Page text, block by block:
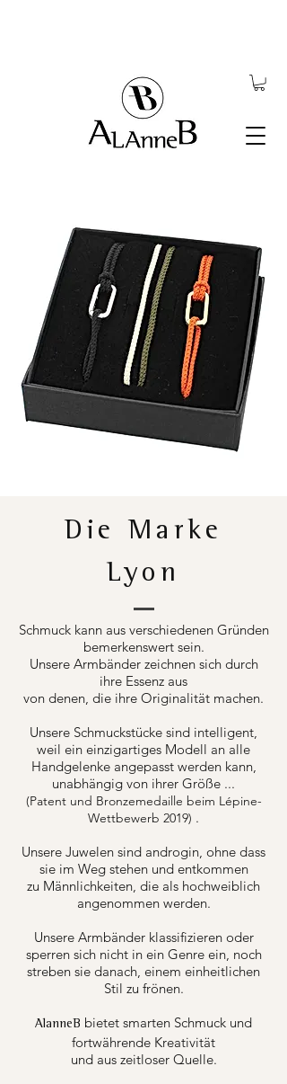
Die Marke
Lyon
Schmuck kann aus verschiedenen Gründen
bemerkenswert sein.
Unsere Armbänder zeichnen sich durch
ihre Essenz aus
von denen, die ihre Originalität machen.
Unsere Schmuckstücke sind intelligent,
weil ein einzigartiges Modell an alle
Handgelenke angepasst werden kann,
unabhängig von ihrer Größe ...
(Patent und Bronzemedaille beim Lépine-
Wettbewerb 2019) .
Unsere Juwelen sind androgin, ohne dass
sie im Weg stehen und entkommen
zu Männlichkeiten, die als hochweiblich
angenommen werden.
Unsere Armbänder klassifizieren oder
sperren sich nicht in ein Genre ein, noch
streben sie danach, einem einheitlichen
Stil zu frönen.
AlanneB bietet smarten Schmuck und
fortwährende Kreativität
und aus zeitloser Quelle.